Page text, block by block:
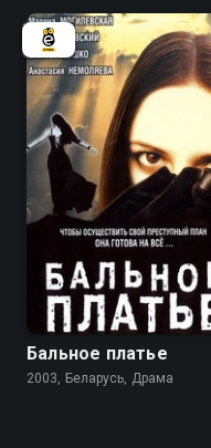
6.7
Бальное платье
2003, Беларусь, Драма